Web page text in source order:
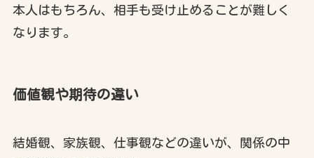
本人はもちろん、相手も受け止めることが難しく
なります。
価値観や期待の違い
結婚観、家族観、仕事観などの違いが、関係の中